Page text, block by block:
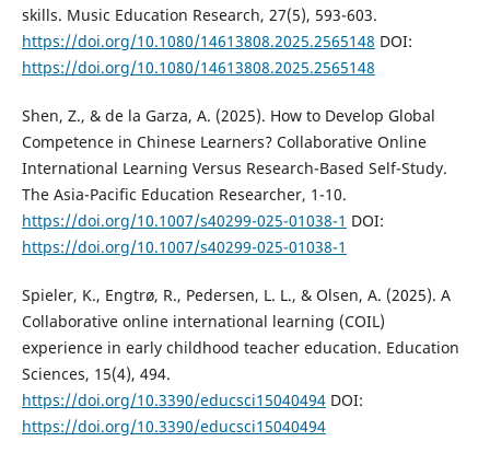
skills. Music Education Research, 27(5), 593-603.
https://doi.org/10.1080/14613808.2025.2565148 DOI:
https://doi.org/10.1080/14613808.2025.2565148
Shen, Z., & de la Garza, A. (2025). How to Develop Global
Competence in Chinese Learners? Collaborative Online
International Learning Versus Research-Based Self-Study.
The Asia-Pacific Education Researcher, 1-10.
https://doi.org/10.1007/s40299-025-01038-1 DOI:
https://doi.org/10.1007/s40299-025-01038-1
Spieler, K., Engtrø, R., Pedersen, L. L., & Olsen, A. (2025). A
Collaborative online international learning (COIL)
experience in early childhood teacher education. Education
Sciences, 15(4), 494.
https://doi.org/10.3390/educsci15040494DOI:
https://doi.org/10.3390/educsci15040494